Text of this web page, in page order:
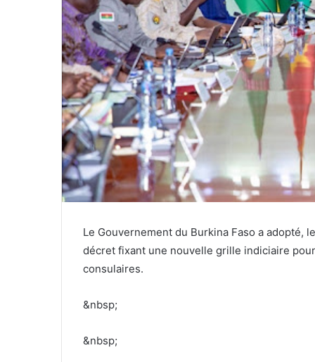
Le Gouvernement du Burkina Faso a adopté,
décret fixant une nouvelle grille indiciaire
consulaires.
&nbsp;
&nbsp;